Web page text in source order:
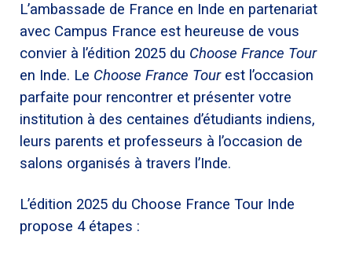
L’ambassade de France en Inde en partenariat
avec Campus France est heureuse de vous
convier à l’édition 2025 du Choose France Tour
en Inde. Le Choose France Tourest l’occasion
parfaite pour rencontrer et présenter votre
institution à des centaines d’étudiants indiens,
leurs parents et professeurs à l’occasion de
salons organisés à travers l’Inde.
L’édition 2025 du Choose France Tour Inde
propose 4 étapes :